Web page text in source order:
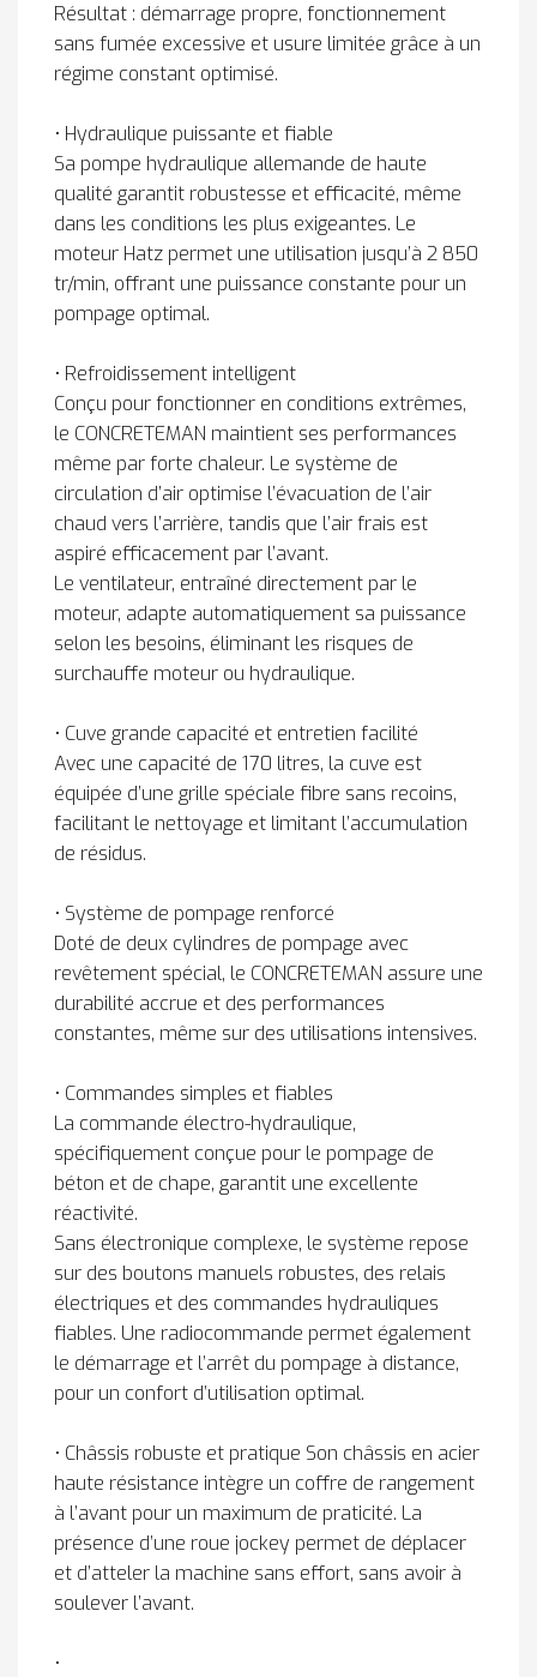
Résultat : démarrage propre, fonctionnement
sans fumée excessive et usure limitée grâce à un
régime constant optimisé.
• Hydraulique puissante et fiable
Sa pompe hydraulique allemande de haute
qualité garantit robustesse et efficacité, même
dans les conditions les plus exigeantes. Le
moteur Hatz permet une utilisation jusqu’à 2 850
tr/min, offrant une puissance constante pour un
pompage optimal.
• Refroidissement intelligent
Conçu pour fonctionner en conditions extrêmes,
le CONCRETEMAN maintient ses performances
même par forte chaleur. Le système de
circulation d’air optimise l’évacuation de l’air
chaud vers l’arrière, tandis que l’air frais est
aspiré efficacement par l’avant.
Le ventilateur, entraîné directement par le
moteur, adapte automatiquement sa puissance
selon les besoins, éliminant les risques de
surchauffe moteur ou hydraulique.
• Cuve grande capacité et entretien facilité
Avec une capacité de 170 litres, la cuve est
équipée d’une grille spéciale fibre sans recoins,
facilitant le nettoyage et limitant l’accumulation
de résidus.
• Système de pompage renforcé
Doté de deux cylindres de pompage avec
revêtement spécial, le CONCRETEMAN assure une
durabilité accrue et des performances
constantes, même sur des utilisations intensives.
• Commandes simples et fiables
La commande électro-hydraulique,
spécifiquement conçue pour le pompage de
béton et de chape, garantit une excellente
réactivité.
Sans électronique complexe, le système repose
sur des boutons manuels robustes, des relais
électriques et des commandes hydrauliques
fiables. Une radiocommande permet également
le démarrage et l’arrêt du pompage à distance,
pour un confort d’utilisation optimal.
• Châssis robuste et pratique Son châssis en acier
haute résistance intègre un coffre de rangement
à l’avant pour un maximum de praticité. La
présence d’une roue jockey permet de déplacer
et d’atteler la machine sans effort, sans avoir à
soulever l’avant.
•